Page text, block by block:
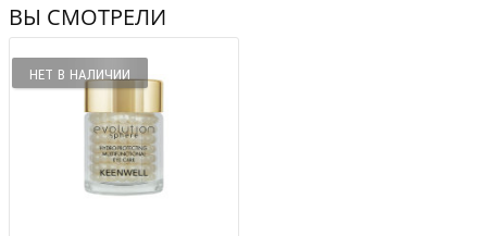
ВЫ СМОТРЕЛИ
НЕТ В НАЛИЧИИ